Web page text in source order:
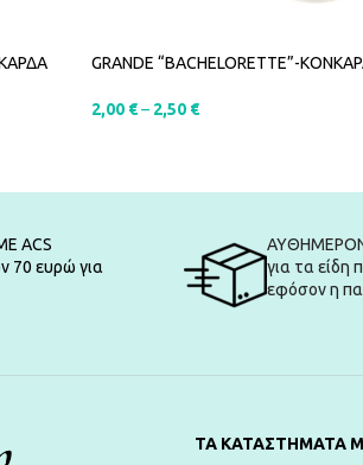
GRANDE “BACHELORETTE”-
2,00 € – 2,50 €
ACS
70 ευρώ για
για τα είδη
εφόσον η
ΤΑ ΚΑΤΑΣΤΗΜΑΤΑ